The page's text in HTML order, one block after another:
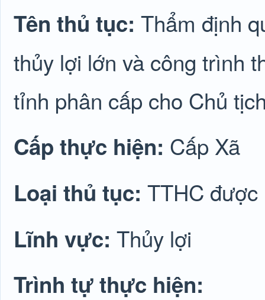
Tên thủ tục: Thẩm định
thủy lợi lớn và công trình
tỉnh phân cấp cho Chủ
Cấp thực hiện: Cấp Xã
Loại thủ tục: TTHC được
Lĩnh vực: Thủy lợi
Trình tự thực hiện: